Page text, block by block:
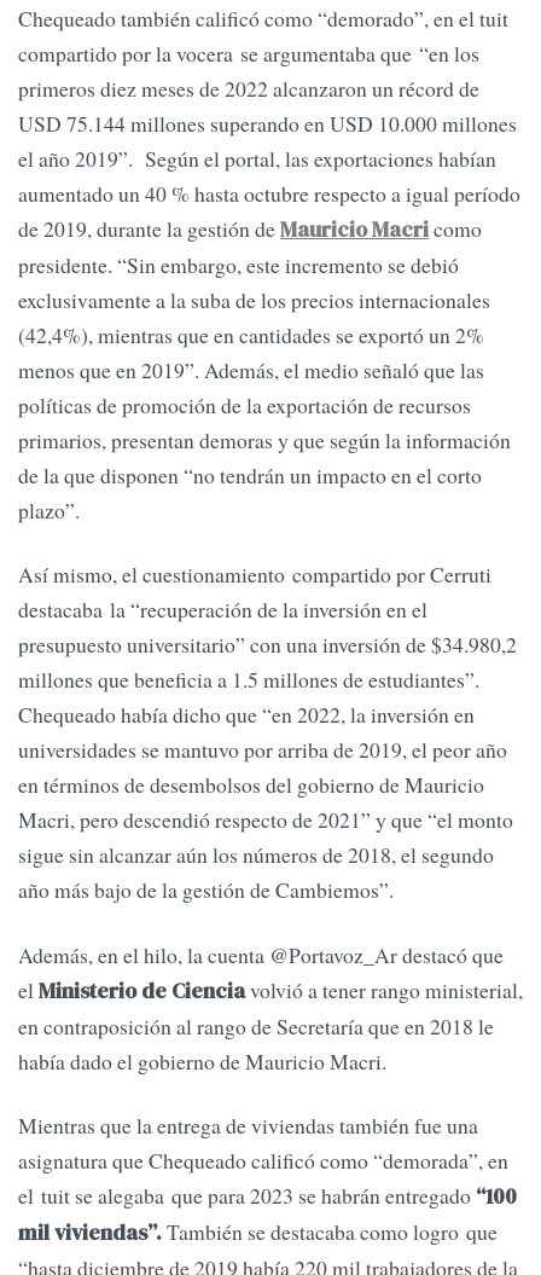
Chequeado también calificó como “demorado”, en el tuit
compartido por la vocera se argumentaba que “en los
primeros diez meses de 2022 alcanzaron un récord de
USD 75.144 millones superando en USD 10.000 millones
el año 2019”. Según el portal, las exportaciones habían
aumentado un 40 % hasta octubre respecto a igual período
de 2019, durante la gestión deMauricio Macricomo
presidente. “Sin embargo, este incremento se debió
exclusivamente a la suba de los precios internacionales
(42,4%), mientras que en cantidades se exportó un 2%
menos que en 2019”. Además, el medio señaló que las
políticas de promoción de la exportación de recursos
primarios, presentan demoras y que según la información
de la que disponen “no tendrán un impacto en el corto
plazo”.
Así mismo, el cuestionamiento compartido por Cerruti
destacaba la “recuperación de la inversión en el
presupuesto universitario” con una inversión de $34.980,2
millones que beneficia a 1.5 millones de estudiantes”.
Chequeado había dicho que “en 2022, la inversión en
universidades se mantuvo por arriba de 2019, el peor año
en términos de desembolsos del gobierno de Mauricio
Macri, pero descendió respecto de 2021” y que “el monto
sigue sin alcanzar aún los números de 2018, el segundo
año más bajo de la gestión de Cambiemos”.
Además, en el hilo, la cuenta @Portavoz_Ar destacó que
elMinisterio de Cienciavolvió a tener rango ministerial,
en contraposición al rango de Secretaría que en 2018 le
había dado el gobierno de Mauricio Macri.
Mientras que la entrega de viviendas también fue una
asignatura que Chequeado calificó como “demorada”, en
el tuit se alegaba que para 2023 se habrán entregado “100
mil viviendas”.También se destacaba como logro que
“hasta diciembre de 2019 había 220 mil trabajadores de la